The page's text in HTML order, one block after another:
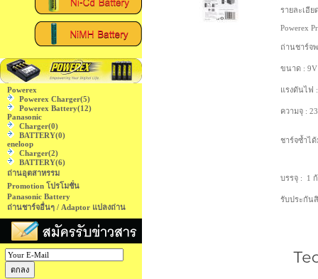
Powerex
Powerex Charger(5)
Powerex Battery(12)
Panasonic
Charger(0)
BATTERY(0)
eneloop
Charger(2)
BATTERY(6)
ถ่านอุตสาหรรม
Promotion โปรโมชั่น
Panasonic Battery
ถ่านชาร์จอื่นๆ / Adaptor แปลงถ่าน
รายละเอีย
Powerex
ถ่านชาร์จ
ขนาด : 9V
แรงดันไฟ
ความจุ :
ชาร์จซ้ำได้
บรรจุ : 1
รับประกัน